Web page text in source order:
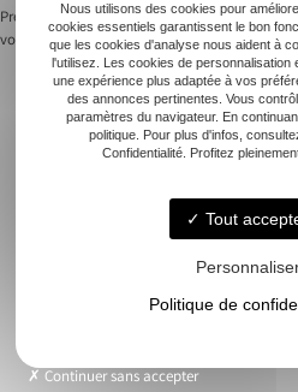
Navigation
l’article
Previous:Pilote drone : devenir expert en
vol et en navigation
Vue
Suivi de
Nous utilisons des cookies pour
cookies essentiels garantissent le bon
que les cookies d'analyse nous aident à
l'utilisez. Les cookies de personnalisation
une expérience plus adaptée à vos
des annonces pertinentes. Vous
paramètres du navigateur. En
politique. Pour plus d'infos,
Confidentialité. Profitez
Tout
Politique de
Continuer sans accepter